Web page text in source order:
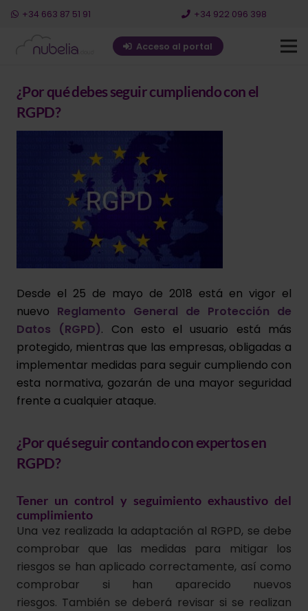
+34 663 87 51 91 +34 922 096 398
Acceso al portal
¿Por qué debes seguir cumpliendo con el
RGPD?
Desde el 25 de mayo de 2018 está en vigor el
nuevo Reglamento General de Protección de
Datos (RGPD). Con esto el usuario está más
protegido, mientras que las empresas, obligadas a
implementar medidas para seguir cumpliendo con
esta normativa, gozarán de una mayor seguridad
frente a cualquier ataque.
¿Por qué seguir contando con expertos en
RGPD?
Tener un control y seguimiento exhaustivo del
cumplimiento
Una vez realizada la adaptación al RGPD, se debe
comprobar que las medidas para mitigar los
riesgos se han aplicado correctamente, así como
comprobar si han aparecido nuevos
riesgos. También se deberá revisar si se realizan